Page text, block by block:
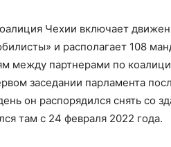
Чехии включает
и располагает 108
между партнерами по
заседании парламента
он распорядился снять со
там с 24 февраля 2022 года.